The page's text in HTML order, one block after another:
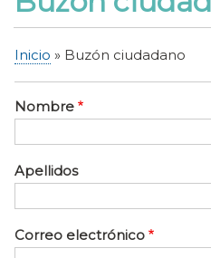
de
ayuda
a
la
navegación
Inicio Buzón ciudadano
Nombre
Apellidos
Correo electrónico